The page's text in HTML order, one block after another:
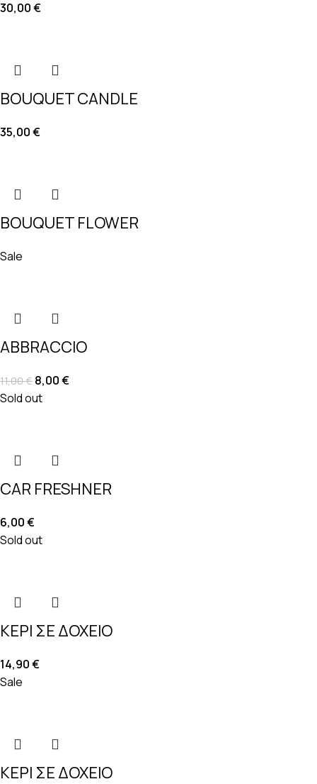
30,00€
BOUQUET CANDLE
35,00€
BOUQUET FLOWER
Sale
ABBRACCIO
11,00€ 8,00€
Sold out
CAR FRESHNER
6,00€
Sold out
ΚΕΡΙ ΣΕ ΔΟΧΕΙΟ
14,90€
Sale
ΚΕΡΙ ΣΕ ΔΟΧΕΙΟ